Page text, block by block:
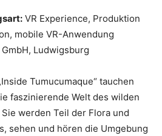
VR Experience, Produktion
mobile VR-Anwendung
Ludwigsburg
Tumucumaque“ tauchen
faszinierende Welt des wilden
werden Teil der Flora und
sehen und hören die Umgebung